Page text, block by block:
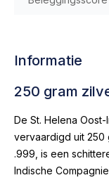
Informatie
250 gram
De St. Helena
vervaardigd uit 250
.999, is een
Indische